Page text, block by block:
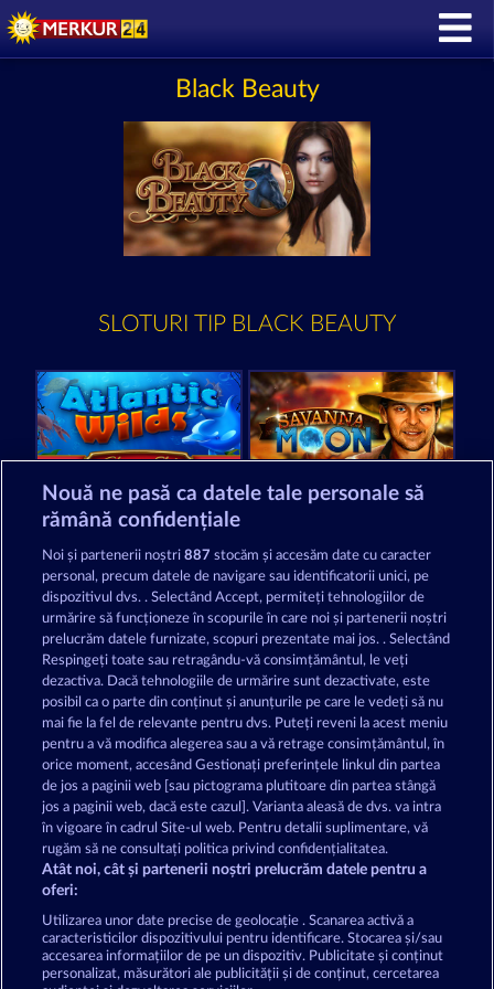
Black Beauty
SLOTURI TIP BLACK BEAUTY
Atlantic Wilds Savanna Moon
Beautiful Nature Duck Shooter
Termeni și condiții
Declarație de confidențialitate
Asistență tehnică Firmă
Trimite Cererea de Retragere
Nouă ne pasă ca datele tale personale să
rămână confidențiale
Noi și partenerii noștri887 stocăm și accesăm date cu caracter
personal, precum datele de navigare sau identificatorii unici, pe
dispozitivul dvs. . Selectând Accept, permiteți tehnologiilor de
urmărire să funcționeze în scopurile în care noi și partenerii noștri
prelucrăm datele furnizate, scopuri prezentate mai jos. . Selectând
Respingeți toate sau retragându-vă consimțământul, le veți
dezactiva. Dacă tehnologiile de urmărire sunt dezactivate, este
posibil ca o parte din conținut și anunțurile pe care le vedeți să nu
mai fie la fel de relevante pentru dvs. Puteți reveni la acest meniu
pentru a vă modifica alegerea sau a vă retrage consimțământul, în
orice moment, accesând Gestionați preferințele linkul din partea
de jos a paginii web [sau pictograma plutitoare din partea stângă
jos a paginii web, dacă este cazul]. Varianta aleasă de dvs. va intra
în vigoare în cadrul Site-ul web. Pentru detalii suplimentare, vă
rugăm să ne consultați politica privind confidențialitatea.
Atât noi, cât și partenerii noștri prelucrăm datele pentru a
oferi:
Utilizarea unor date precise de geolocație . Scanarea activă a
caracteristicilor dispozitivului pentru identificare. Stocarea și/sau
accesarea informațiilor de pe un dispozitiv. Publicitate și conținut
personalizat, măsurători ale publicității și de conținut, cercetarea